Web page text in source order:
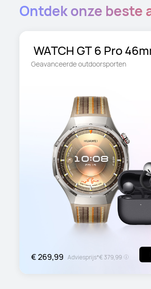
Ontdek onze beste
WATCH GT 6 Pro
Geavanceerde outdoorsporten
€ 269,99 Adviesprijs*€ 379,99